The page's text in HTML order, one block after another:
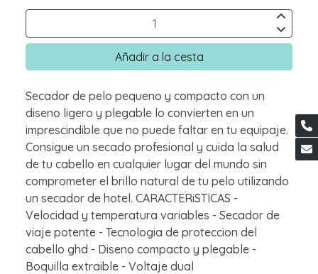
Añadir a la cesta
Secador de pelo pequeno y compacto con un
diseno ligero y plegable lo convierten en un
imprescindible que no puede faltar en tu equipaje.
Consigue un secado profesional y cuida la salud
de tu cabello en cualquier lugar del mundo sin
comprometer el brillo natural de tu pelo utilizando
un secador de hotel. CARACTERiSTICAS -
Velocidad y temperatura variables - Secador de
viaje potente - Tecnologia de proteccion del
cabello ghd - Diseno compacto y plegable -
Boquilla extraible - Voltaje dual